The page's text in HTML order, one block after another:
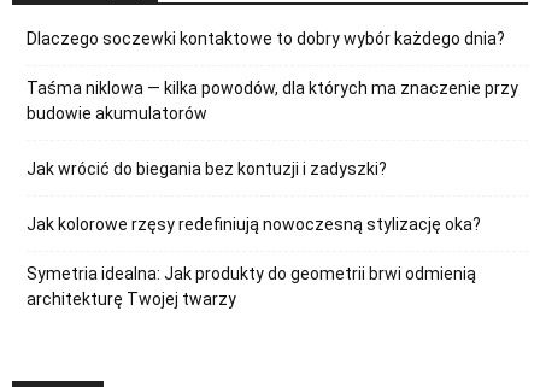
Dlaczego soczewki kontaktowe to dobry wybór każdego dnia?
Taśma niklowa — kilka powodów, dla których ma znaczenie przy
budowie akumulatorów
Jak wrócić do biegania bez kontuzji i zadyszki?
Jak kolorowe rzęsy redefiniują nowoczesną stylizację oka?
Symetria idealna: Jak produkty do geometrii brwi odmienią
architekturę Twojej twarzy